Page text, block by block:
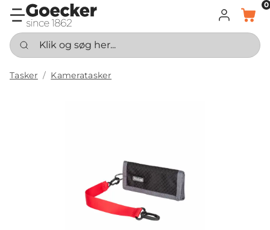
LOG INDKURV
0
Klik og søg her...
Tasker Kameratasker